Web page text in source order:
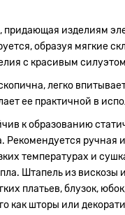
придающая изделиям
образуя мягкие
с красивым
легко
ее практичной в
к образованию
Рекомендуется ручная
температурах и
Штапель из вискозы
платьев, блузок,
как шторы или